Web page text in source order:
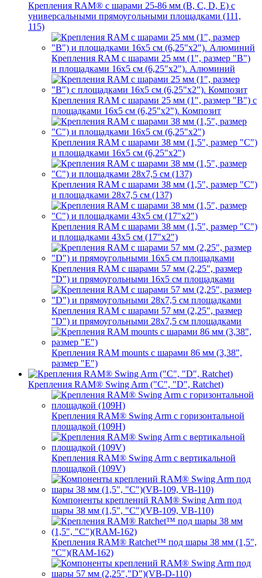
Крепления RAM® с шарами 25-86 мм (B, C, D, E) с
универсальными прямоугольными площадками (111,
115)
Крепления RAM с шарами 25 мм (1", размер "B")
и площадками 16х5 см (6,25"х2"). Алюминий
Крепления RAM с шарами 25 мм (1", размер "B") с
площадками 16х5 см (6,25"х2"). Композит
Крепления RAM с шарами 38 мм (1,5", размер "C")
и площадками 16х5 см (6,25"х2")
Крепления RAM с шарами 38 мм (1,5", размер "C")
и площадками 28х7,5 см (137)
Крепления RAM с шарами 38 мм (1,5", размер "C")
и площадками 43х5 см (17"х2")
Крепления RAM с шарами 57 мм (2,25", размер
"D") и прямоугольными 16х5 см площадками
Крепления RAM с шарами 57 мм (2,25", размер
"D") и прямоугольными 28х7,5 см площадками
Крепления RAM mounts с шарами 86 мм (3,38",
размер "E")
Крепления RAM® Swing Arm ("C", "D", Ratchet)
Крепления RAM® Swing Arm с горизонтальной
площадкой (109H)
Крепления RAM® Swing Arm с вертикальной
площадкой (109V)
Компоненты креплений RAM® Swing Arm под
шары 38 мм (1,5", "C")(VB-109, VB-110)
Крепления RAM® Ratchet™ под шары 38 мм (1,5",
"C")(RAM-162)